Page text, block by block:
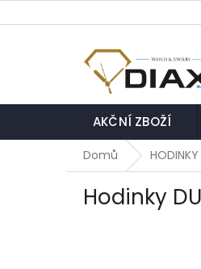
na
AKČNÍ ZBOŽÍ
Domů HODINKY
Hodinky